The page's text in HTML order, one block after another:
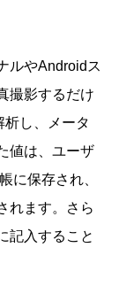
ルやAndroidス
撮影するだけ
析し、メータ
値は、ユーザ
に保存され、
れます。さら
記入すること